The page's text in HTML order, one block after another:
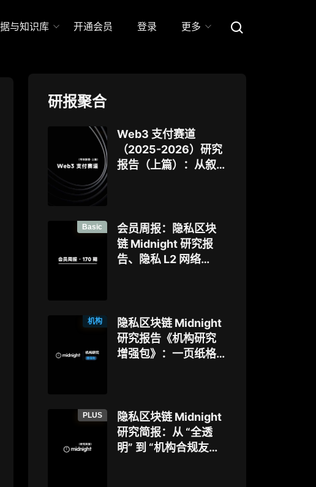
与知识库 开通会员 登录 更多
研报聚合
Web3 支付赛道
（2025-2026）研究
报告（上篇）：从叙
如何重塑下一代支付
体系？全景式拆解行
业背景、协议标准、
Basic
会员周报：隐私区块
链 Midnight 研究报
告、隐私 L2 网络
机构
隐私区块链 Midnight
研究报告《机构研究
增强包》：一页纸格
PLUS
隐私区块链 Midnight
研究简报：从 “全透
明” 到 “机构合规友